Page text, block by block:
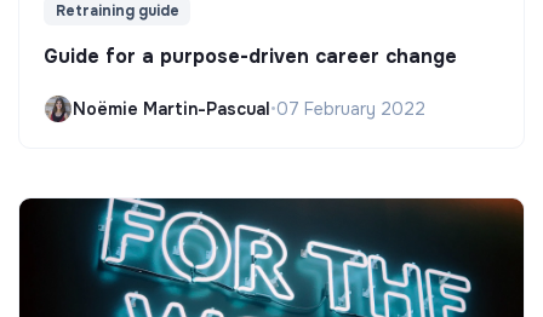
Retraining guide
Guide for a purpose-driven career change
Noëmie Martin-Pascual•07 February 2022